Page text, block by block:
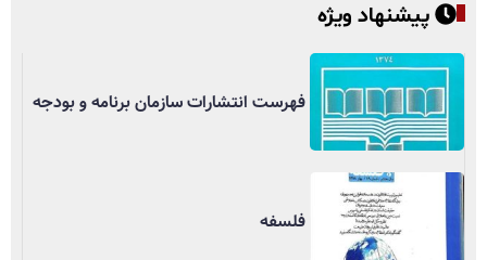
پیشنهاد ویژه
فهرست انتشارات سازمان برنامه و بودجه
فلسفه